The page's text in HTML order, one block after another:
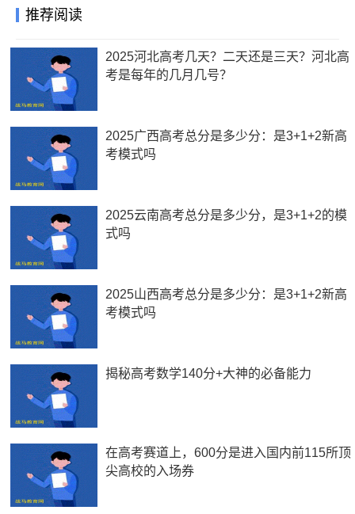
推荐阅读
2025河北高考几天？二天还是三天？河北高
考是每年的几月几号？
2025广西高考总分是多少分：是3+1+2新高
考模式吗
2025云南高考总分是多少分，是3+1+2的模
式吗
2025山西高考总分是多少分：是3+1+2新高
考模式吗
揭秘高考数学140分+大神的必备能力
在高考赛道上，600分是进入国内前115所顶
尖高校的入场券